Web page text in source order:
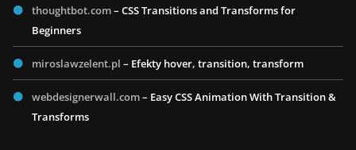
thoughtbot.com– CSS Transitions and Transforms for
Beginners
miroslawzelent.pl – Efekty hover, transition, transform
webdesignerwall.com– Easy CSS Animation With Transition &
Transforms